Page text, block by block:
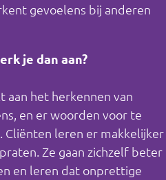
gevoelens bij anderen
je dan aan?
aan het herkennen van
en er woorden voor te
Cliënten leren er makkelijker
Ze gaan zichzelf beter
en leren dat onprettige